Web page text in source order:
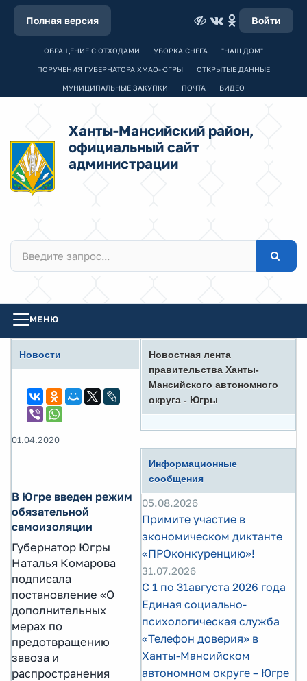
Полная версия Войти
ОБРАЩЕНИЕ С ОТХОДАМИ УБОРКА СНЕГА "НАШ ДОМ"
ПОРУЧЕНИЯ ГУБЕРНАТОРА ХМАО-ЮГРЫ ОТКРЫТЫЕ ДАННЫЕ
МУНИЦИПАЛЬНЫЕ ЗАКУПКИ ПОЧТА ВИДЕО
Ханты-Мансийский район,
официальный сайт
администрации
МЕНЮ
Новости
01.04.2020
В Югре введен режим
обязательной
самоизоляции
Губернатор Югры
Наталья Комарова
подписала
постановление «О
дополнительных
мерах по
предотвращению
завоза и
распространения
Новостная лента
правительства Ханты-
Мансийского автономного
округа - Югры
Информационные
сообщения
05.08.2026
Примите участие в
экономическом диктанте
«ПРОконкуренцию»!
31.07.2026
С 1 по 31августа 2026 года
Единая социально-
психологическая служба
«Телефон доверия» в
Ханты-Мансийском
автономном округе – Югре